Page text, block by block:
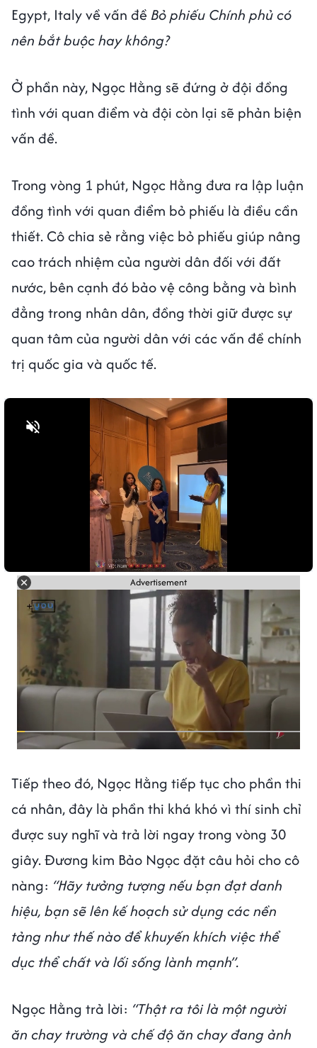
Egypt, Italy về vấn đề Bỏ phiếu Chính phủ có
nên bắt buộc hay không?
Ở phần này, Ngọc Hằng sẽ đứng ở đội đồng
tình với quan điểm và đội còn lại sẽ phản biện
vấn đề.
Trong vòng 1 phút, Ngọc Hằng đưa ra lập luận
đồng tình với quan điểm bỏ phiếu là điều cần
thiết. Cô chia sẻ rằng việc bỏ phiếu giúp nâng
cao trách nhiệm của người dân đối với đất
nước, bên cạnh đó bảo vệ công bằng và bình
đẳng trong nhân dân, đồng thời giữ được sự
quan tâm của người dân với các vấn đề chính
trị quốc gia và quốc tế.
Advertisement
Tiếp theo đó, Ngọc Hằng tiếp tục cho phần thi
cá nhân, đây là phần thi khá khó vì thí sinh chỉ
được suy nghĩ và trả lời ngay trong vòng 30
giây. Đương kim Bảo Ngọc đặt câu hỏi cho cô
nàng: “Hãy tưởng tượng nếu bạn đạt danh
hiệu, bạn sẽ lên kế hoạch sử dụng các nền
tảng như thế nào để khuyến khích việc thể
dục thể chất và lối sống lành mạnh”.
Ngọc Hằng trả lời: “Thật ra tôi là một người
ăn chay trường và chế độ ăn chay đang ảnh